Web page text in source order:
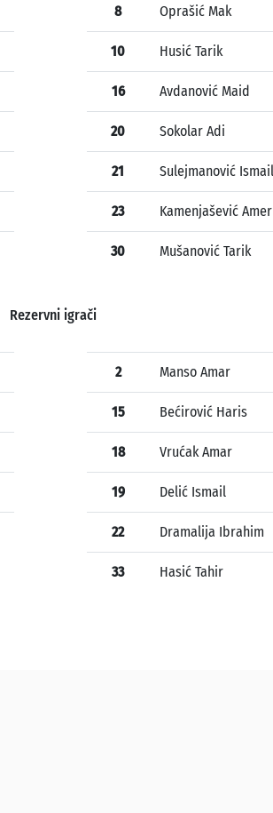
8 Oprašić Mak
10 Husić Tarik
16 Avdanović Maid
20 Sokolar Adi
21 Sulejmanović Ismail
23 Kamenjašević Amer
30 Mušanović Tarik
Rezervni igrači
2 Manso Amar
15 Bećirović Haris
18 Vrućak Amar
19 Delić Ismail
22 Dramalija Ibrahim
33 Hasić Tahir